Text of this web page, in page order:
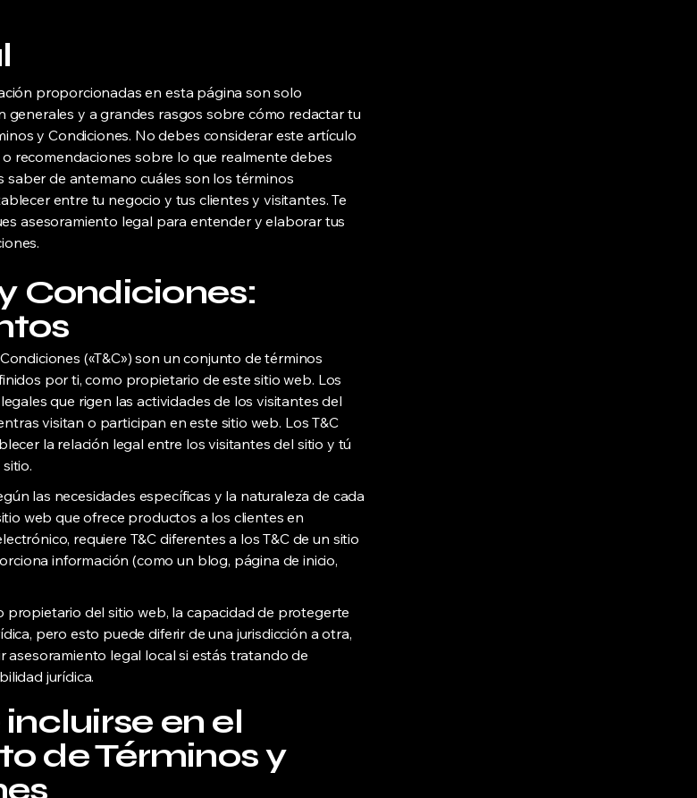
proporcionadas en esta página son solo
generales y a grandes rasgos sobre cómo redactar tu
y Condiciones. No debes considerar este artículo
recomendaciones sobre lo que realmente debes
saber de antemano cuáles son los términos
entre tu negocio y tus clientes y visitantes. Te
asesoramiento legal para entender y elaborar tus
Condiciones:
(«T&C») son un conjunto de términos
por ti, como propietario de este sitio web. Los
que rigen las actividades de los visitantes del
visitan o participan en este sitio web. Los T&C
la relación legal entre los visitantes del sitio y tú
las necesidades específicas y la naturaleza de cada
web que ofrece productos a los clientes en
requiere T&C diferentes a los T&C de un sitio
información (como un blog, página de inicio,
propietario del sitio web, la capacidad de protegerte
pero esto puede diferir de una jurisdicción a otra,
asesoramiento legal local si estás tratando de
jurídica.
en el
de Términos y